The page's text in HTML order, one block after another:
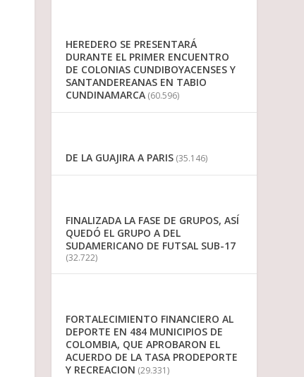
HEREDERO SE PRESENTARÁ
DURANTE EL PRIMER ENCUENTRO
DE COLONIAS CUNDIBOYACENSES Y
SANTANDEREANAS EN TABIO
CUNDINAMARCA (60.596)
DE LA GUAJIRA A PARIS (35.146)
FINALIZADA LA FASE DE GRUPOS, ASÍ
QUEDÓ EL GRUPO A DEL
SUDAMERICANO DE FUTSAL SUB-17
(32.722)
FORTALECIMIENTO FINANCIERO AL
DEPORTE EN 484 MUNICIPIOS DE
COLOMBIA, QUE APROBARON EL
ACUERDO DE LA TASA PRODEPORTE
Y RECREACION (29.331)